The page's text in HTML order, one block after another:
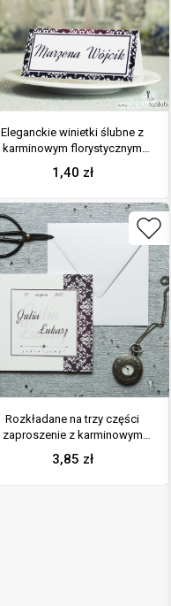
Eleganckie winietki ślubne z
karminowym florystycznym
damaskiem, umieszczonym
pod naklejonym motywem
1,40 zł
Rozkładane na trzy części
zaproszenie z karminowym
florystycznym damaskiem i
cyrkonią. ZAP-24-04
3,85 zł